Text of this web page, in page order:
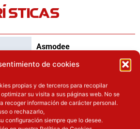
de cookies
propias y de terceros para recopilar
su visita a sus páginas web. No se
recoger información de carácter personal.
o rechazarlo,
configuración siempre que lo desee.
Asmodee
Nuevo
16años